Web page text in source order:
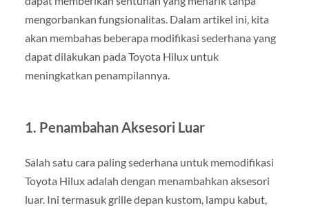
mengorbankan fungsionalitas. Dalam artikel ini, kita
akan membahas beberapa modifikasi sederhana yang
dapat dilakukan pada Toyota Hilux untuk
meningkatkan penampilannya.
1. Penambahan Aksesori Luar
Salah satu cara paling sederhana untuk memodifikasi
Toyota Hilux adalah dengan menambahkan aksesori
luar. Ini termasuk grille depan kustom, lampu kabut,